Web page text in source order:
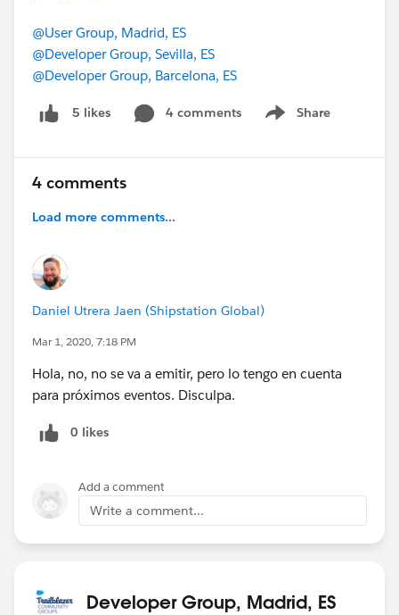
@User Group, Madrid, ES
@Developer Group, Sevilla, ES
@Developer Group, Barcelona, ES
5 likes 4 comments Share
Show menu
4 comments
Load more comments...
Daniel Utrera Jaen (Shipstation Global)
Mar 1, 2020, 7:18 PM
Hola, no, no se va a emitir, pero lo tengo en cuenta
para próximos eventos. Disculpa.
0 likes
Add a comment
Write a comment...
Developer Group, Madrid, ES